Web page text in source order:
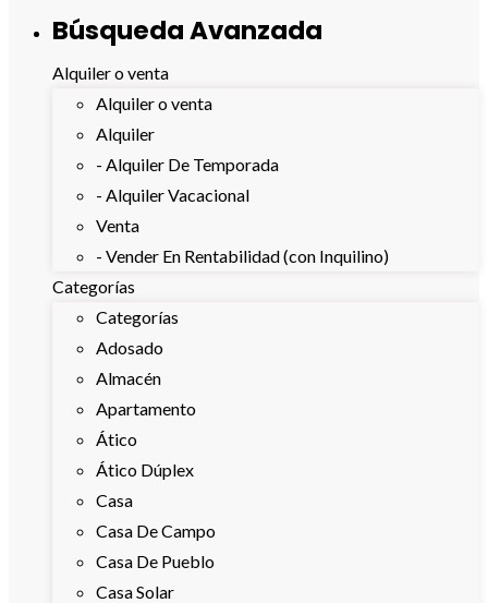
Búsqueda Avanzada
Alquiler o venta
Alquiler o venta
Alquiler
- Alquiler De Temporada
- Alquiler Vacacional
Venta
- Vender En Rentabilidad (con Inquilino)
Categorías
Categorías
Adosado
Almacén
Apartamento
Ático
Ático Dúplex
Casa
Casa De Campo
Casa De Pueblo
Casa Solar